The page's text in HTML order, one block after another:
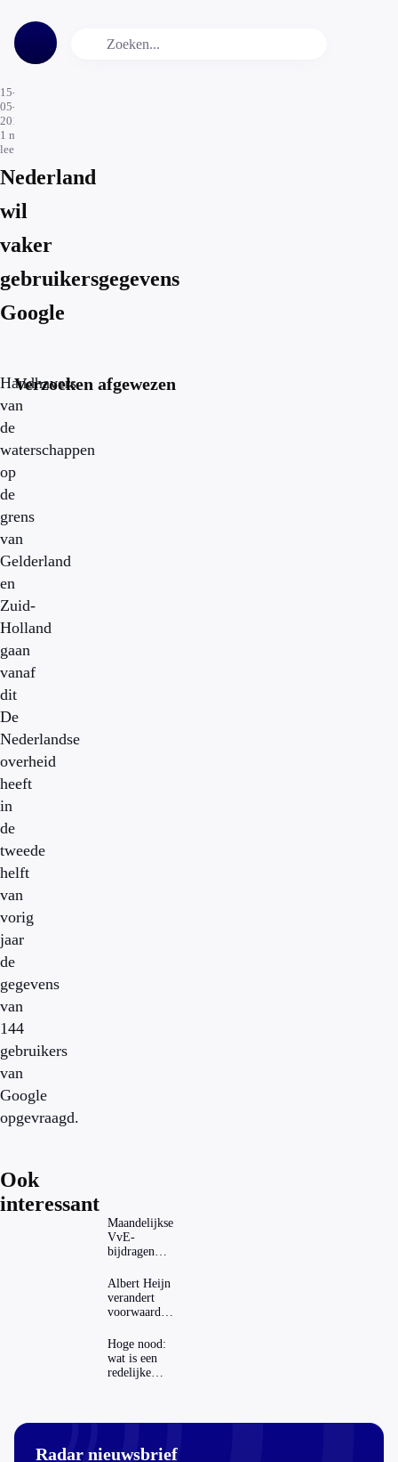
15-
05-
2015
1 min.
leestijd
Nederland
wil
vaker
gebruikersgegevens
Google
Handhavers
van
de
waterschappen
op
de
grens
van
Gelderland
en
Zuid-
Holland
gaan
vanaf
dit
De
Nederlandse
overheid
heeft
in
de
tweede
helft
van
vorig
jaar
de
gegevens
van
144
gebruikers
van
Google
opgevraagd.
Verzoeken afgewezen
Ook
interessant
Maandelijkse
VvE-
bijdragen
dat invloed
op je
hypotheek?
Albert Heijn
verandert
voorwaarden
mag dat
zomaar?
Hoge nood:
wat is een
redelijke
Radar nieuwsbrief